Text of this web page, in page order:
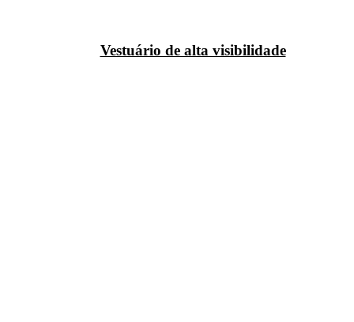
Vestuário de alta visibilidade